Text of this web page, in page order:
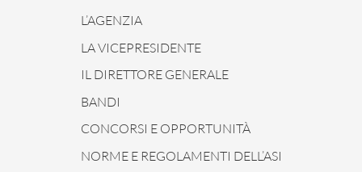
L’AGENZIA
LA VICEPRESIDENTE
IL DIRETTORE GENERALE
BANDI
CONCORSI E OPPORTUNITÀ
NORME E REGOLAMENTI DELL’ASI